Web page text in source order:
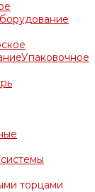
Упаковочное
торцами